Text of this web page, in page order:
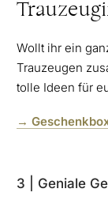
Wollt ihr ein
Trauzeugen
tolle Ideen für
→
3 | Geniale